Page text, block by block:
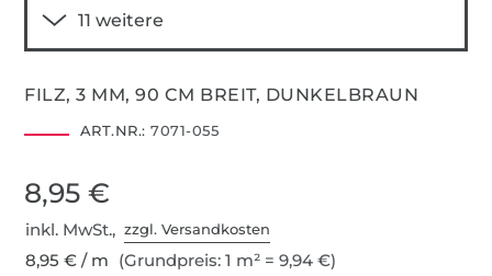
FILZ, 3 MM, 90 CM BREIT, DUNKELBRAUN
ART.NR.: 7071-055
8,95 €
inkl. MwSt.,zzgl. Versandkosten
8,95 € / m (Grundpreis: 1 m² = 9,94 €)